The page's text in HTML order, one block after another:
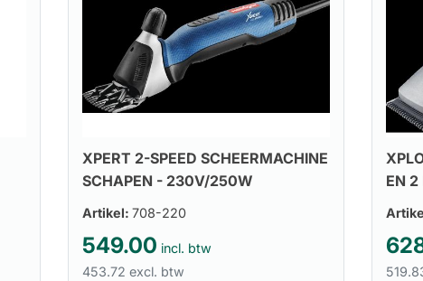
XPERT 2-SPEED SCHEERMACHINE
SCHAPEN - 230V/250W
Artikel: 708-220
549.00 incl. btw
453.72 excl. btw
EN